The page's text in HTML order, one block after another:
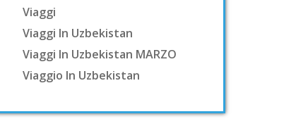
Viaggi
Viaggi In Uzbekistan
Viaggi In Uzbekistan MARZO
Viaggio In Uzbekistan